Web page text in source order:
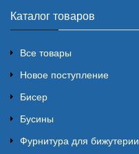
Каталог товаров
Все товары
Новое поступление
Бисер
Бусины
Фурнитура для бижутерии